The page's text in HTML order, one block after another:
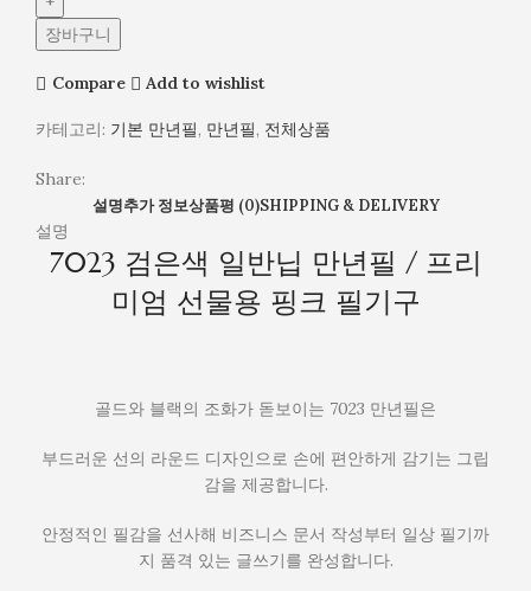
장바구니
Compare Add to wishlist
카테고리: 기본 만년필, 만년필, 전체상품
Share:
설명추가 정보상품평 (0)SHIPPING & DELIVERY
설명
7023 검은색 일반닙 만년필 / 프리
미엄 선물용 핑크 필기구
골드와 블랙의 조화가 돋보이는 7023 만년필은
부드러운 선의 라운드 디자인으로 손에 편안하게 감기는 그립
감을 제공합니다.
안정적인 필감을 선사해 비즈니스 문서 작성부터 일상 필기까
지 품격 있는 글쓰기를 완성합니다.